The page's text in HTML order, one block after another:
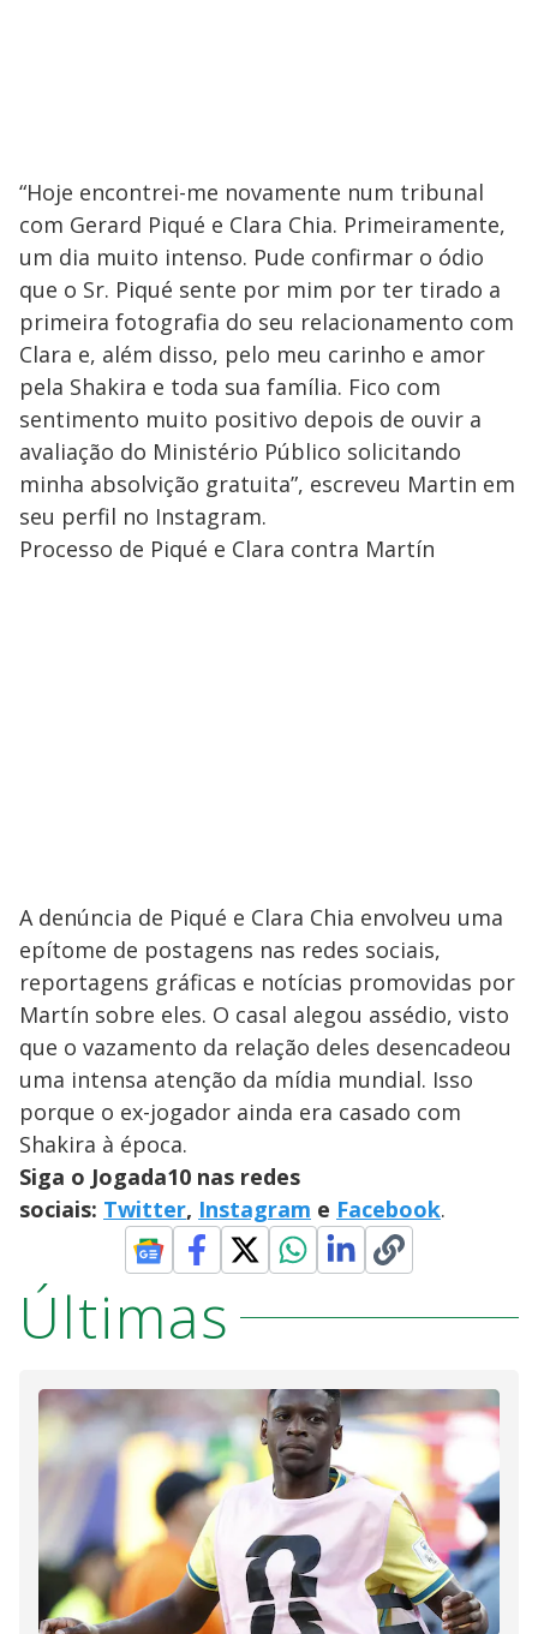
“Hoje encontrei-me novamente num tribunal
com Gerard Piqué e Clara Chia. Primeiramente,
um dia muito intenso. Pude confirmar o ódio
que o Sr. Piqué sente por mim por ter tirado a
primeira fotografia do seu relacionamento com
Clara e, além disso, pelo meu carinho e amor
pela Shakira e toda sua família. Fico com
sentimento muito positivo depois de ouvir a
avaliação do Ministério Público solicitando
minha absolvição gratuita”, escreveu Martin em
seu perfil no Instagram.
Processo de Piqué e Clara contra Martín
A denúncia de Piqué e Clara Chia envolveu uma
epítome de postagens nas redes sociais,
reportagens gráficas e notícias promovidas por
Martín sobre eles. O casal alegou assédio, visto
que o vazamento da relação deles desencadeou
uma intensa atenção da mídia mundial. Isso
porque o ex-jogador ainda era casado com
Shakira à época.
Siga o Jogada10 nas redes
sociais: Twitter, Instagram e Facebook.
Últimas